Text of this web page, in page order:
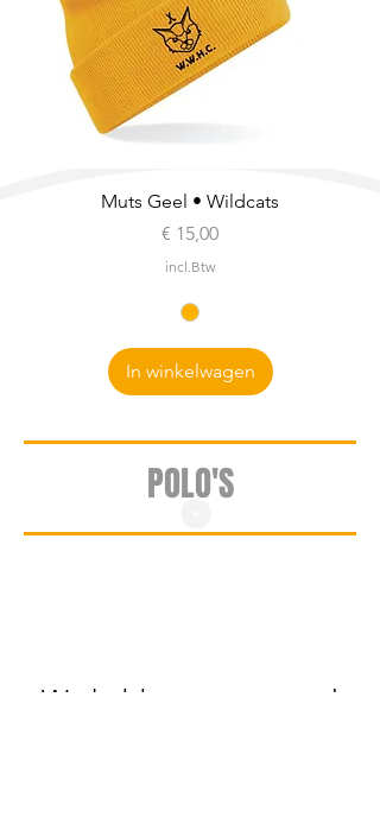
Muts Geel • Wildcats
Prijs
€ 15,00
incl.Btw
In winkelwagen
POLO'S
We hebben momenteel